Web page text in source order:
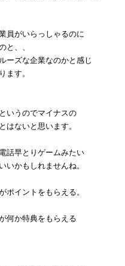
員がいらっしゃるのに
と、、
ーズな企業なのかと感じ
ます。
いうのでマイナスの
はないと思います。
話早とりゲームみたい
いかもしれませんね。
ポイントをもらえる。
何か特典をもらえる